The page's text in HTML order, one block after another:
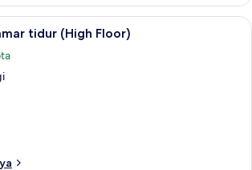
Seprai premium, bantalan ekstra
tidur (High Floor)